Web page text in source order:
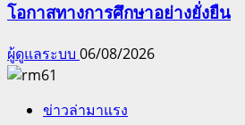
โอกาสทางการศึกษาอย่างยั่งยืน
ผู้ดูแลระบบ 06/08/2026
ข่าวล่ามาแรง